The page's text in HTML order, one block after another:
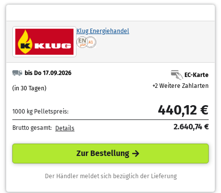
Klug Energiehandel
bis Do 17.09.2026
(in 30 Tagen)
EC-Karte
+2 Weitere Zahlarten
1000 kg Pelletspreis: 440,12 €
Brutto gesamt: Details 2.640,74 €
Zur Bestellung
Der Händler meldet sich bezüglich der Lieferung